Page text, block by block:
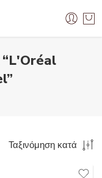
“L'Oréal
Ταξινόμηση κατά